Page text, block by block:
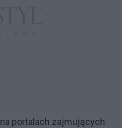
portalach zajmujących